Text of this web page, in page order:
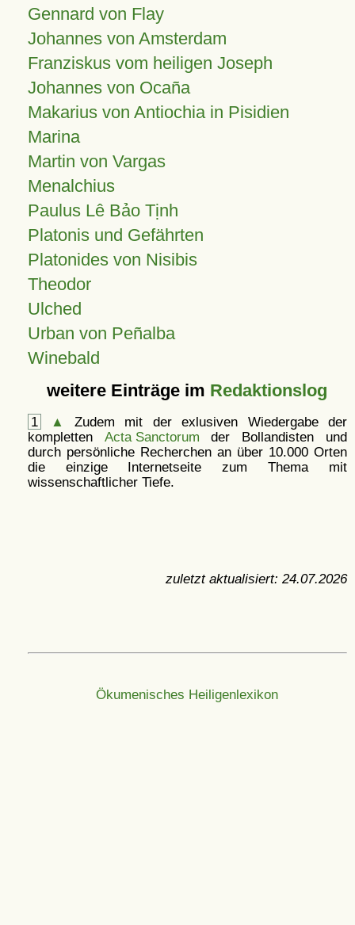
Gennard von Flay
Johannes von Amsterdam
Franziskus vom heiligen Joseph
Johannes von Ocaña
Makarius von Antiochia in Pisidien
Marina
Martin von Vargas
Menalchius
Paulus Lê Bảo Tịnh
Platonis und Gefährten
Platonides von Nisibis
Theodor
Ulched
Urban von Peñalba
Winebald
weitere Einträge im Redaktionslog
1 ▲
Zudem mit der exlusiven Wiedergabe der
kompletten Acta Sanctorum der Bollandisten und
durch persönliche Recherchen an über 10.000 Orten
die einzige Internetseite zum Thema mit
wissenschaftlicher Tiefe.
zuletzt aktualisiert: 24.07.2026
Ökumenisches Heiligenlexikon